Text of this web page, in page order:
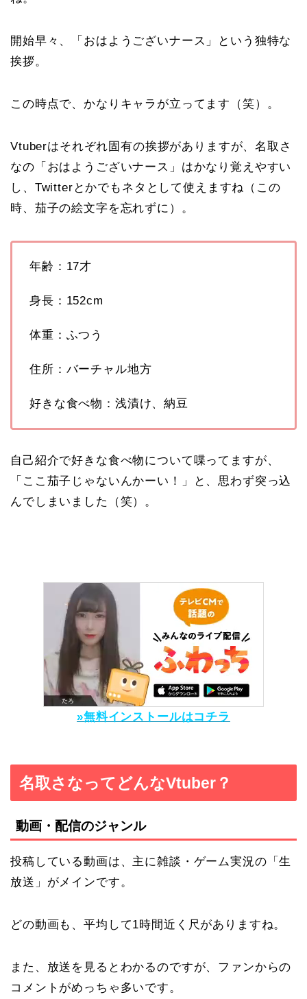
開始早々、「おはようございナース」という独特な
挨拶。
この時点で、かなりキャラが立ってます（笑）。
Vtuberはそれぞれ固有の挨拶がありますが、名取さ
なの「おはようございナース」はかなり覚えやすい
し、Twitterとかでもネタとして使えますね（この
時、茄子の絵文字を忘れずに）。
年齢：17才
身長：152cm
体重：ふつう
住所：バーチャル地方
好きな食べ物：浅漬け、納豆
自己紹介で好きな食べ物について喋ってますが、
「ここ茄子じゃないんかーい！」と、思わず突っ込
んでしまいました（笑）。
»無料インストールはコチラ
名取さなってどんなVtuber？
動画・配信のジャンル
投稿している動画は、主に雑談・ゲーム実況の「生
放送」がメインです。
どの動画も、平均して1時間近く尺がありますね。
また、放送を見るとわかるのですが、ファンからの
コメントがめっちゃ多いです。